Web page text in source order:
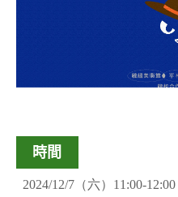
時間
2024/12/7（六）11:00-12:00